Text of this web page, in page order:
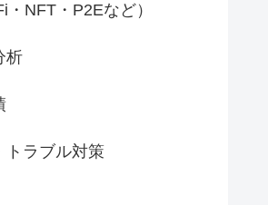
NFT・P2Eなど）
析
トラブル対策